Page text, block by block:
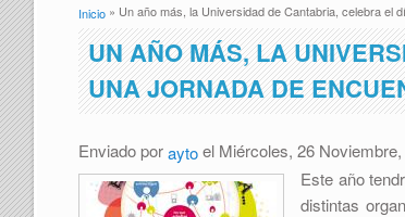
Se encuentra usted aquí
Inicio» Un año más, la Universidad de Cantabria, celebra el
UN AÑO MÁS, LA
UNA JORNADA DE
Enviado poraytoel Miércoles, 26 Noviembre,
Este año
distintas